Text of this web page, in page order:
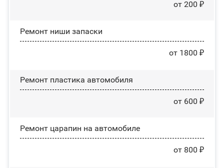
от 200 ₽
Ремонт ниши запаски
от 1800 ₽
Ремонт пластика автомобиля
от 600 ₽
Ремонт царапин на автомобиле
от 800 ₽